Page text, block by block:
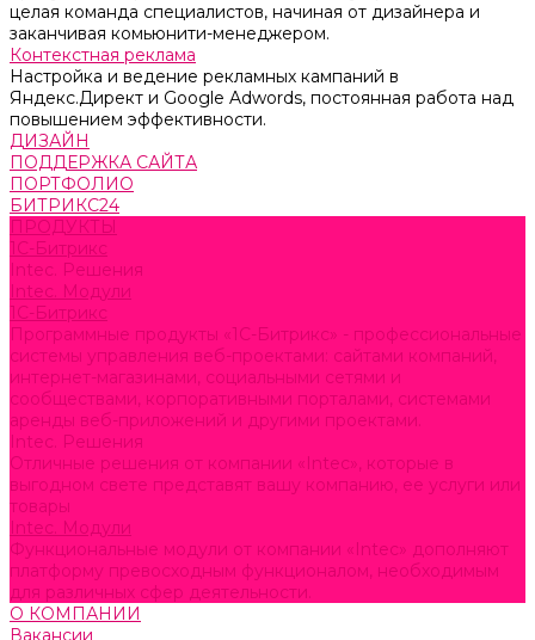
целая команда специалистов, начиная от дизайнера и
заканчивая комьюнити-менеджером.
Контекстная реклама
Настройка и ведение рекламных кампаний в
Яндекс.Директ и Google Adwords, постоянная работа над
повышением эффективности.
ДИЗАЙН
ПОДДЕРЖКА САЙТА
ПОРТФОЛИО
БИТРИКС24
ПРОДУКТЫ
1С-Битрикс
Intec. Решения
Intec. Модули
1С-Битрикс
Программные продукты «1С-Битрикс» - профессиональные
системы управления веб-проектами: сайтами компаний,
интернет-магазинами, социальными сетями и
сообществами, корпоративными порталами, системами
аренды веб-приложений и другими проектами.
Intec. Решения
Отличные решения от компании «Intec», которые в
выгодном свете представят вашу компанию, ее услуги или
товары
Intec. Модули
Функциональные модули от компании «Intec» дополняют
платформу превосходным функционалом, необходимым
для различных сфер деятельности.
О КОМПАНИИ
Вакансии